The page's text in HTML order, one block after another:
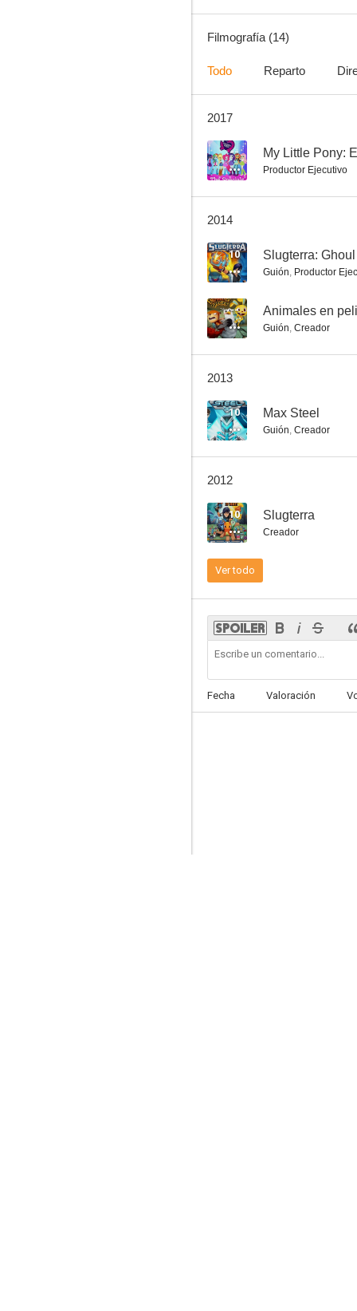
--
My Little Pony: Equestria Girls Specials
--
Filmografía (14)
Todo Reparto
2017
-- My Little Pony:
Productor Ejecutivo
2014
10 Slugterra:
Guión, Productor
-- Animales en
Guión, Creador
2013
10 Max Steel
Guión, Creador
2012
10 Slugterra
Creador
Ver todo
Fecha Valoración